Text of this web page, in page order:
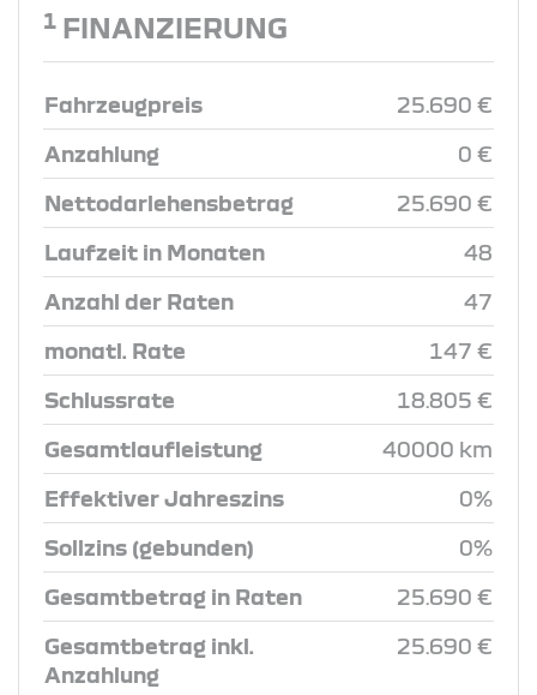
1 FINANZIERUNG
Fahrzeugpreis 25.690 €
Anzahlung 0 €
Nettodarlehensbetrag 25.690 €
Laufzeit in Monaten 48
Anzahl der Raten 47
monatl. Rate 147 €
Schlussrate 18.805 €
Gesamtlaufleistung 40000 km
Effektiver Jahreszins 0%
Sollzins (gebunden) 0%
Gesamtbetrag in Raten 25.690 €
Gesamtbetrag inkl.
Anzahlung
25.690 €